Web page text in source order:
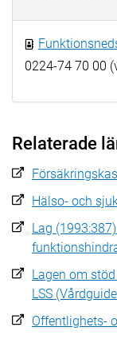
0224-74 70 00
Relaterade
Hälso- och
Lag
Lagen om
LSS
Offentlighets-